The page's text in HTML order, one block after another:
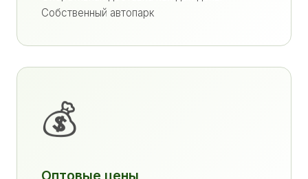
Собственный автопарк
💰
Оптовые цены